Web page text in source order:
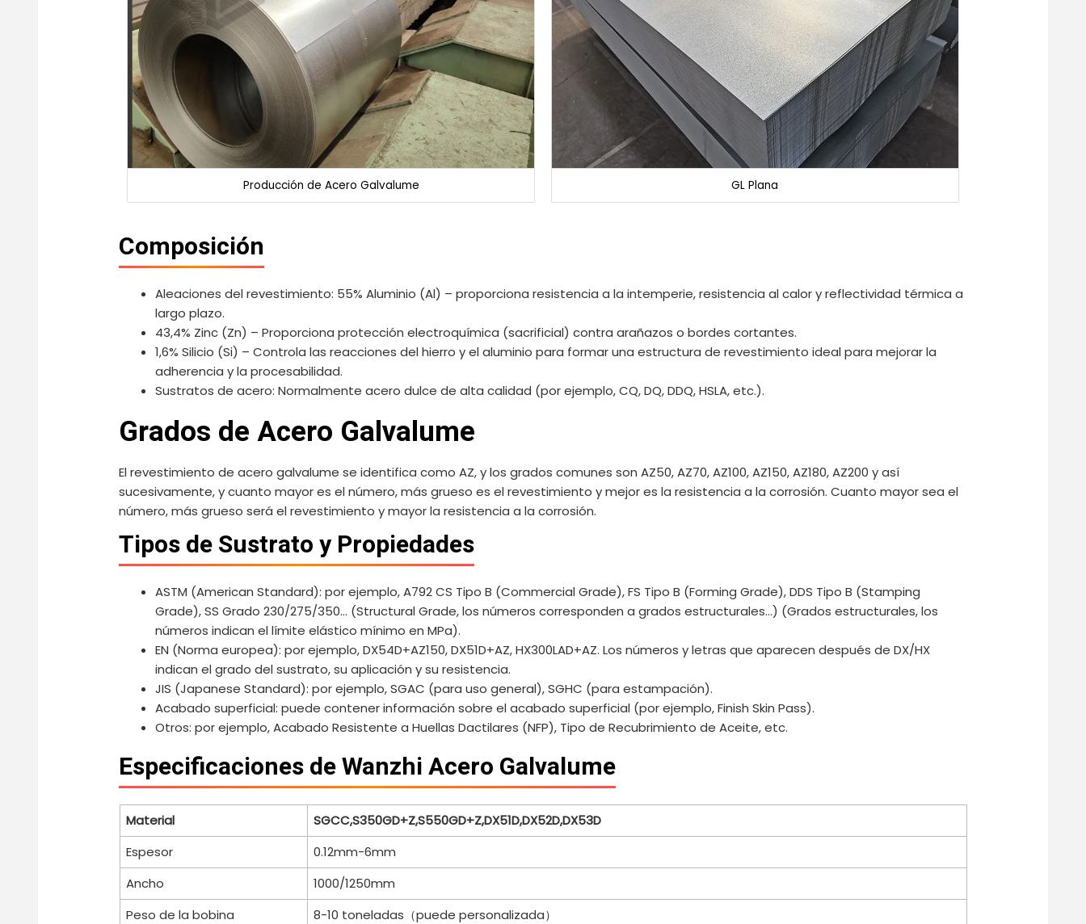
Producción de Acero Galvalume GL Plana
Composición
Aleaciones del revestimiento: 55% Aluminio (Al) – proporciona resistencia a la intemperie, resistencia al calor y reflectividad térmica a
largo plazo.
43,4% Zinc (Zn) – Proporciona protección electroquímica (sacrificial) contra arañazos o bordes cortantes.
1,6% Silicio (Si) – Controla las reacciones del hierro y el aluminio para formar una estructura de revestimiento ideal para mejorar la
adherencia y la procesabilidad.
Sustratos de acero: Normalmente acero dulce de alta calidad (por ejemplo, CQ, DQ, DDQ, HSLA, etc.).
Grados de Acero Galvalume
El revestimiento de acero galvalume se identifica como AZ, y los grados comunes son AZ50, AZ70, AZ100, AZ150, AZ180, AZ200 y así
sucesivamente, y cuanto mayor es el número, más grueso es el revestimiento y mejor es la resistencia a la corrosión. Cuanto mayor sea el
número, más grueso será el revestimiento y mayor la resistencia a la corrosión.
Tipos de Sustrato y Propiedades
ASTM (American Standard): por ejemplo, A792 CS Tipo B (Commercial Grade), FS Tipo B (Forming Grade), DDS Tipo B (Stamping
Grade), SS Grado 230/275/350… (Structural Grade, los números corresponden a grados estructurales…) (Grados estructurales, los
números indican el límite elástico mínimo en MPa).
EN (Norma europea): por ejemplo, DX54D+AZ150, DX51D+AZ, HX300LAD+AZ. Los números y letras que aparecen después de DX/HX
indican el grado del sustrato, su aplicación y su resistencia.
JIS (Japanese Standard): por ejemplo, SGAC (para uso general), SGHC (para estampación).
Acabado superficial: puede contener información sobre el acabado superficial (por ejemplo, Finish Skin Pass).
Otros: por ejemplo, Acabado Resistente a Huellas Dactilares (NFP), Tipo de Recubrimiento de Aceite, etc.
Especificaciones de Wanzhi Acero Galvalume
Material
SGCC,S350GD+Z,S550GD+Z,DX51D,DX52D,DX53D
Espesor
0.12mm-6mm
Ancho
1000/1250mm
Peso de la bobina
8-10 toneladas（puede personalizada）